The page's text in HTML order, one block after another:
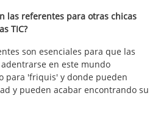
las referentes para otras chicas
TIC?
son esenciales para que las
en este mundo
para 'friquis' y donde pueden
y pueden acabar encontrando su